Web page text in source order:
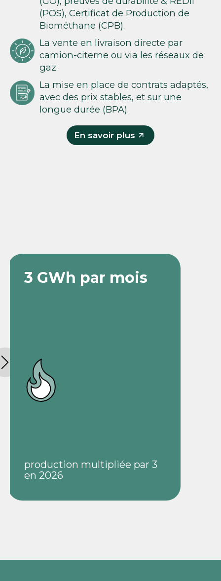
(POS), Certificat de Production de
Biométhane (CPB).
La vente en livraison directe par
camion-citerne ou via les réseaux de
gaz.
La mise en place de contrats adaptés,
avec des prix stables, et sur une
longue durée (BPA).
En savoir plus
3 GWh par mois
production multipliée par 3
en 2026